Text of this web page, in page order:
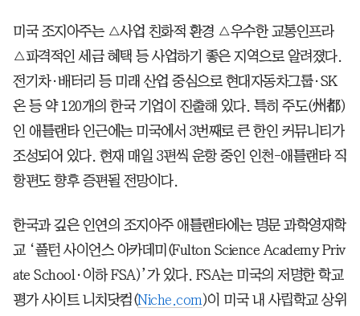
미국 조지아주는 △사업 친화적 환경 △우수한 교통인프라
△파격적인 세금 혜택 등 사업하기 좋은 지역으로 알려졌다.
전기차·배터리 등 미래 산업 중심으로 현대자동차그룹·SK
온 등 약 120개의 한국 기업이 진출해 있다. 특히 주도(州都)
인 애틀랜타 인근에는 미국에서 3번째로 큰 한인 커뮤니티가
조성되어 있다. 현재 매일 3편씩 운항 중인 인천-애틀랜타 직
항편도 향후 증편될 전망이다.
한국과 깊은 인연의 조지아주 애틀랜타에는 명문 과학영재학
교 ‘풀턴 사이언스 아카데미(Fulton Science Academy Priv
ate School·이하 FSA)’가 있다. FSA는 미국의 저명한 학교
평가 사이트 니치닷컴(Niche.com)이 미국 내 사립학교 상위